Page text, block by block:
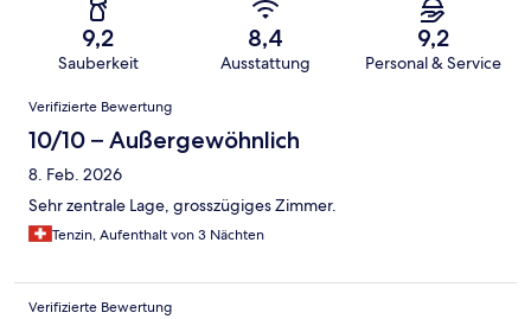
9,2
Sauberkeit
8,4
Ausstattung
9,2
Personal & Service
Bewertungen
Verifizierte Bewertung
10/10 – Außergewöhnlich
8. Feb. 2026
Sehr zentrale Lage, grosszügiges Zimmer.
Tenzin, Aufenthalt von 3 Nächten
Verifizierte Bewertung